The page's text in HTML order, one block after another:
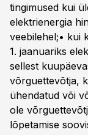
tingimused kui
elektrienergia
veebilehel;• kui
1. jaanuariks
sellest
võrguettevõtja,
ühendatud või
ole
lõpetamise